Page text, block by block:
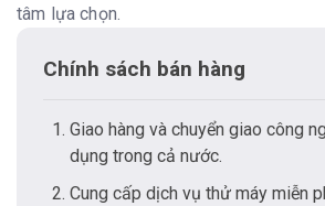
tâm lựa chọn.
Chính sách bán hàng
Giao hàng và chuyển giao công
dụng trong cả nước.
Cung cấp dịch vụ thử máy miễn